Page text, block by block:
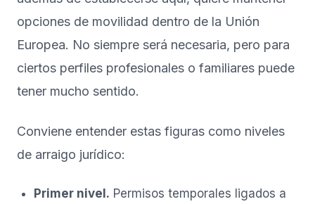
opciones de movilidad dentro de la Unión
Europea. No siempre será necesaria, pero para
ciertos perfiles profesionales o familiares puede
tener mucho sentido.
Conviene entender estas figuras como niveles
de arraigo jurídico:
Primer nivel. Permisos temporales ligados a